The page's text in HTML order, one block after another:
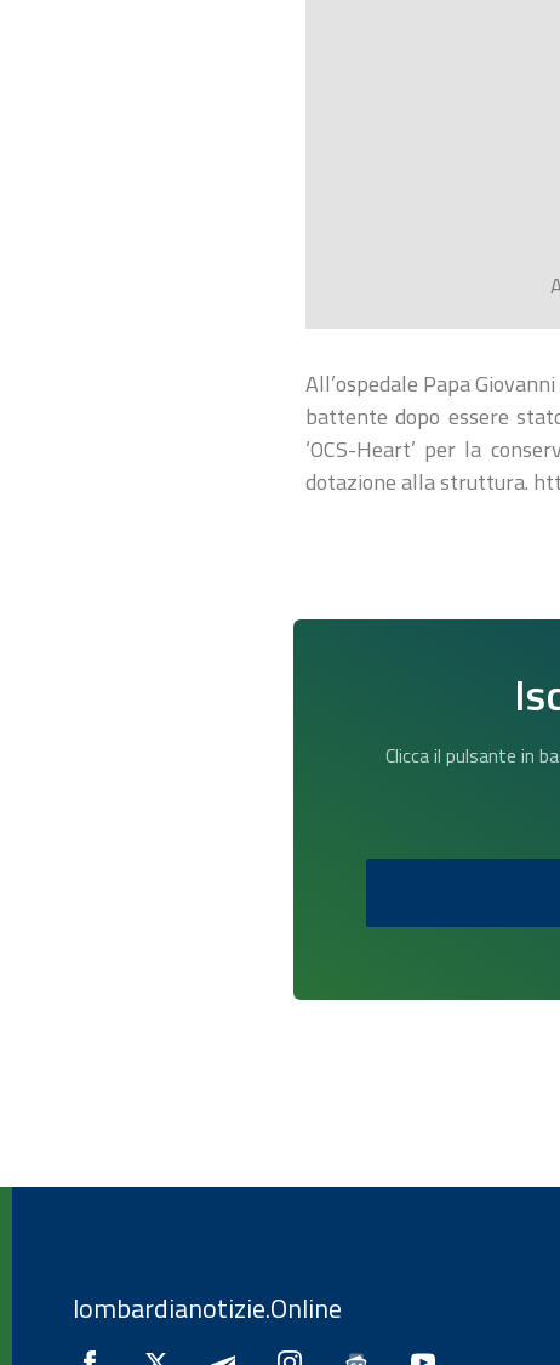
All’ospedale Papa
battente dopo essere
‘OCS-Heart’ per la
dotazione alla struttura.
Clicca il pulsante in
lombardianotizie.Online